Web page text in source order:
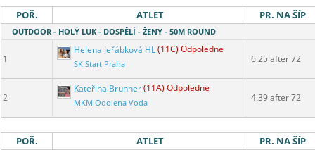
POŘ. ATLET PR. NA ŠÍP
OUTDOOR - HOLÝ LUK - DOSPĚLÍ - ŽENY - 50M ROUND
1
Helena Jeřábková HL(11C) Odpoledne
SK Start Praha 6.25 after 72
2
Kateřina Brunner(11A) Odpoledne
MKM Odolena Voda 4.39 after 72
POŘ. ATLET PR. NA ŠÍP